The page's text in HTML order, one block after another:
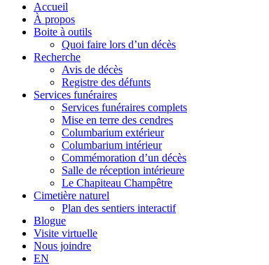
Accueil
À propos
Boite à outils
Quoi faire lors d’un décès
Recherche
Avis de décès
Registre des défunts
Services funéraires
Services funéraires complets
Mise en terre des cendres
Columbarium extérieur
Columbarium intérieur
Commémoration d’un décès
Salle de réception intérieure
Le Chapiteau Champêtre
Cimetière naturel
Plan des sentiers interactif
Blogue
Visite virtuelle
Nous joindre
EN